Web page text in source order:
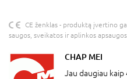
CE ženklas - produktą įvertino
saugos, sveikatos ir aplinkos
CHAP MEI
Jau daugiau